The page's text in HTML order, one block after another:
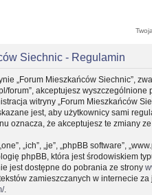
Siechnic - Regulamin
„Forum Mieszkańców Siechnic”,
forum”, akceptujesz
witryny „Forum Mieszkańców
jest, aby użytkownicy sami
oznacza, że akceptujesz te zmiany
„ich”, „je”, „phpBB software”,
phpBB, która jest środowiskiem
jest dostępne do pobrania ze strony
zamieszczanych w internecie
.